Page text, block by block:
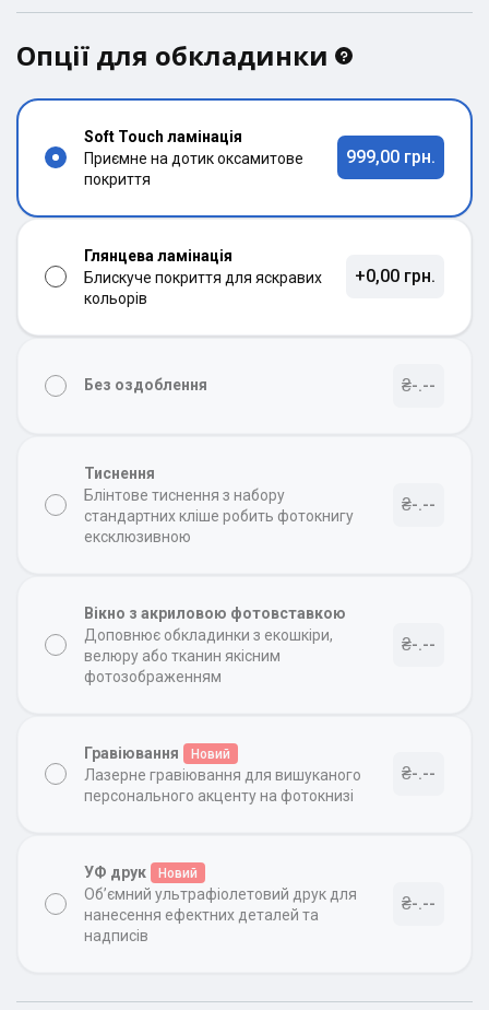
Опції для обкладинки
Soft Touch ламінація
Приємне на дотик оксамитове
покриття
999,00 грн.
Глянцева ламінація
Блискуче покриття для яскравих
кольорів
+0,00 грн.
Без оздоблення ₴-.--
Тиснення
Блінтове тиснення з набору
стандартних кліше робить фотокнигу
ексклюзивною
₴-.--
Вікно з акриловою фотовставкою
Доповнює обкладинки з екошкіри,
велюру або тканин якісним
фотозображенням
₴-.--
Гравіювання Новий
Лазерне гравіювання для вишуканого
персонального акценту на фотокнизі
₴-.--
УФ друк Новий
Об’ємний ультрафіолетовий друк для
нанесення ефектних деталей та
надписів
₴-.--